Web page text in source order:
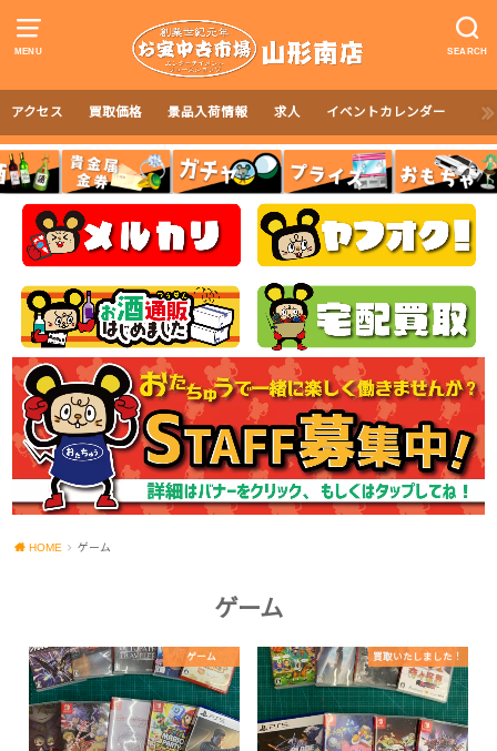
MENU SEARCH
アクセス 買取価格 景品入荷情報 求人 イベントカレンダー
HOME ゲーム
ゲーム
ゲーム 買取いたしました！